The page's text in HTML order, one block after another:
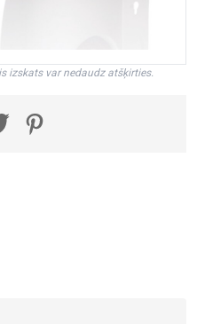
izskats var nedaudz atšķirties.